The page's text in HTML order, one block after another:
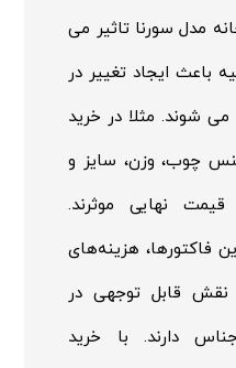
مدل سورنا تاثیر می
باعث ایجاد تغییر در
شوند. مثلا در خرید
چوب، وزن، سایز و
نهایی موثرند.
فاکتورها، هزینه‌های
نقش قابل توجهی در
دارند. با خرید